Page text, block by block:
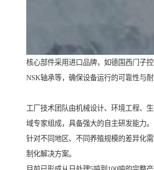
核心部件采用进口品牌，如德国西门子
NSK轴承等，确保设备运行的可靠性与耐
工厂技术团队由机械设计、环境工程、
域专家组成，具备强大的自主研发能力。
针对不同地区、不同养殖规模的差异化
制化解决方案。